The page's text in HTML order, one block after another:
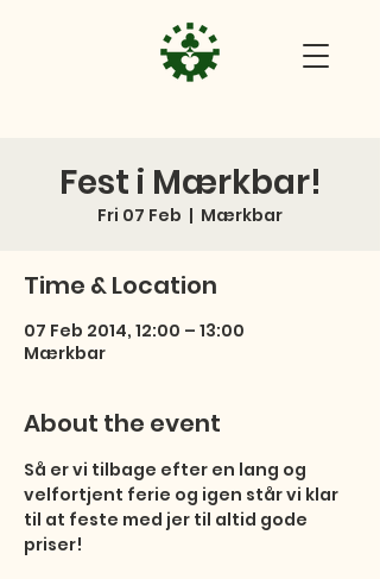
Fest i Mærkbar!
Fri 07 Feb
  |
Mærkbar
Time & Location
07 Feb 2014, 12:00 – 13:00
Mærkbar
About the event
Så er vi tilbage efter en lang og
velfortjent ferie og igen står vi klar
til at feste med jer til altid gode
priser!